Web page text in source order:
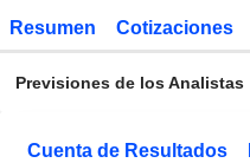
Resumen Cotizaciones
Previsiones de los Analistas
Cuenta de Resultados